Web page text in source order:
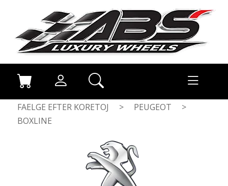
FAELGE EFTER KORETOJ > PEUGEOT
>
BOXLINE